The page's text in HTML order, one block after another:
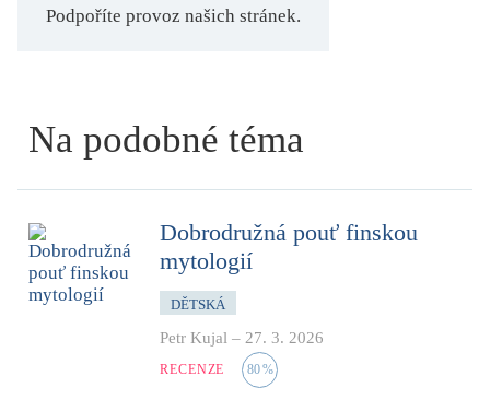
Podpoříte provoz našich stránek.
Na podobné téma
Dobrodružná pouť finskou
mytologií
DĚTSKÁ
Petr Kujal – 27. 3. 2026
RECENZE 80%